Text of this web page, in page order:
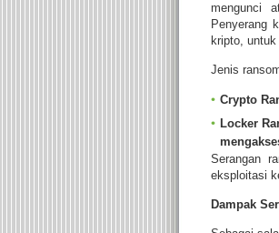
mengunci
Penyerang
kripto,
Jenis
Crypto
Locker
Serangan
eksploitasi
Dampak